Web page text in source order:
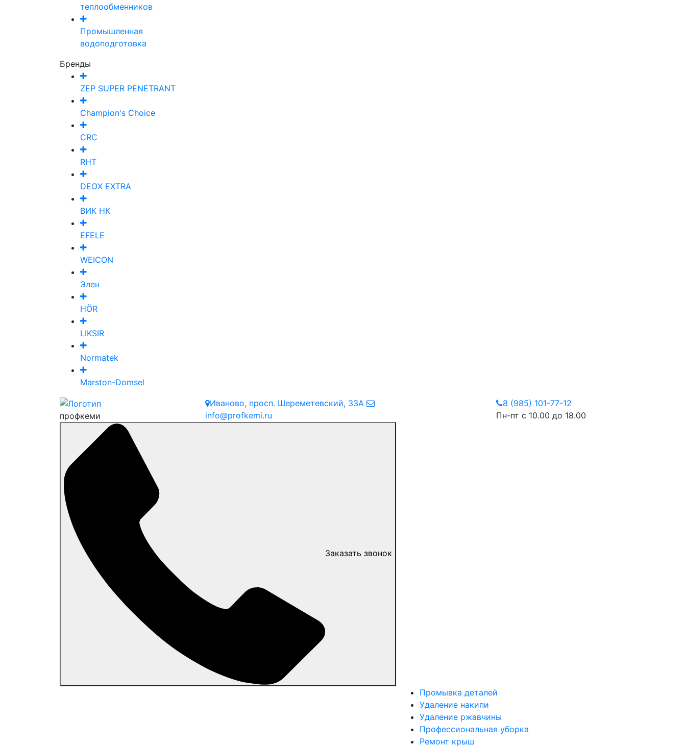
теплообменников
Промышленная
водоподготовка
Бренды
ZEP SUPER PENETRANT
Champion's Choice
CRC
RHT
DEOX EXTRA
ВИК НК
EFELE
WEICON
Элен
HÖR
LIKSIR
Normatek
Marston-Domsel
профкеми
Иваново, просп. Шереметевский, 33А
info@profkemi.ru
8 (985) 101-77-12
Пн-пт с 10.00 до 18.00
Заказать звонок
Промывка деталей
Удаление накипи
Удаление ржавчины
Профессиональная уборка
Ремонт крыш